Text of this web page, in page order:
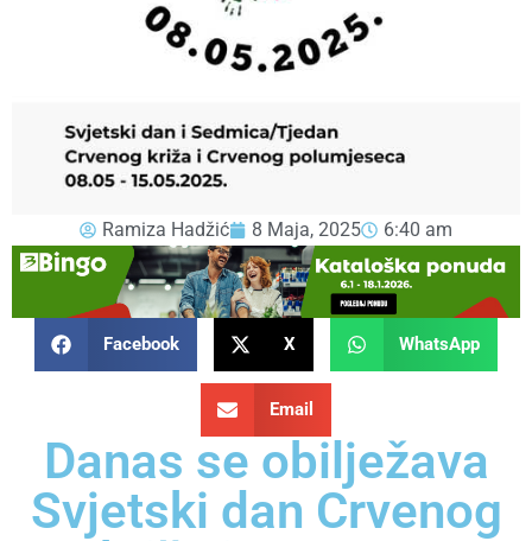
Ramiza Hadžić 8 Maja, 2025 6:40 am
Facebook X WhatsApp
Email
Danas se obilježava
Svjetski dan Crvenog